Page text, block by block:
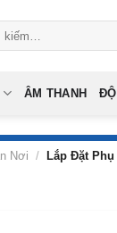
ÂM THANH
Nơi / Lắp Đặt